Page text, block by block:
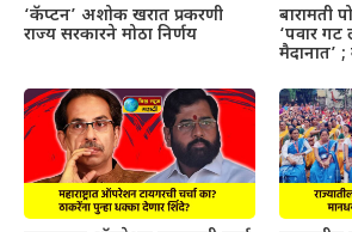
‘कॅप्टन’ अशोक खरात प्रकरणी
राज्य सरकारने मोठा निर्णय
बारामती
‘पवार गट
मैदानात’ ;